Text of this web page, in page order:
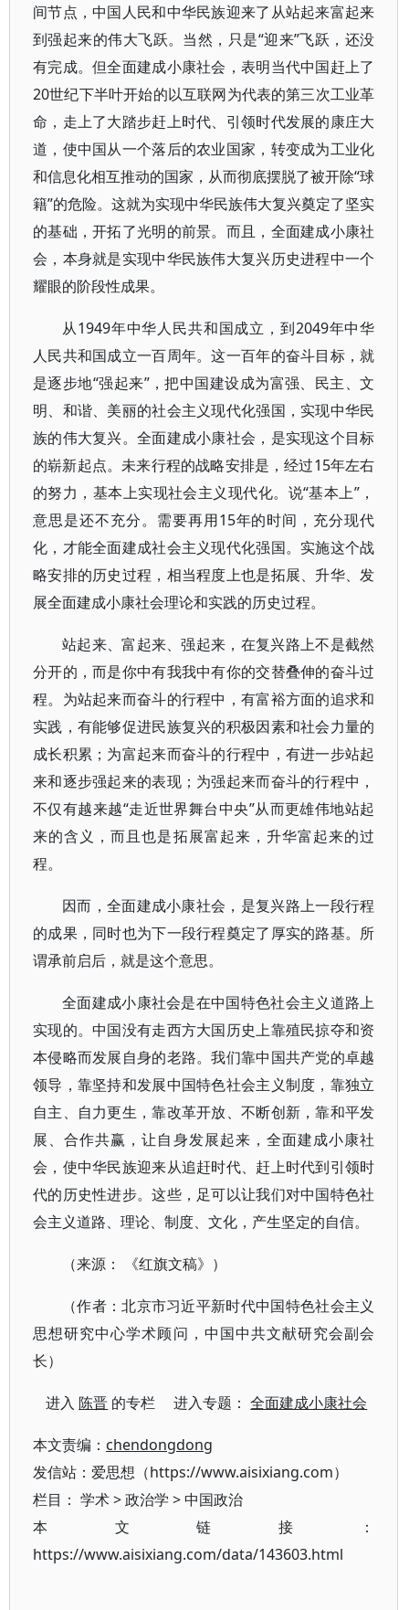
间节点，中国人民和中华民族迎来了从站起来富起来
到强起来的伟大飞跃。当然，只是“迎来”飞跃，还没
有完成。但全面建成小康社会，表明当代中国赶上了
20世纪下半叶开始的以互联网为代表的第三次工业革
命，走上了大踏步赶上时代、引领时代发展的康庄大
道，使中国从一个落后的农业国家，转变成为工业化
和信息化相互推动的国家，从而彻底摆脱了被开除“球
籍”的危险。这就为实现中华民族伟大复兴奠定了坚实
的基础，开拓了光明的前景。而且，全面建成小康社
会，本身就是实现中华民族伟大复兴历史进程中一个
耀眼的阶段性成果。
从1949年中华人民共和国成立，到2049年中华
人民共和国成立一百周年。这一百年的奋斗目标，就
是逐步地“强起来”，把中国建设成为富强、民主、文
明、和谐、美丽的社会主义现代化强国，实现中华民
族的伟大复兴。全面建成小康社会，是实现这个目标
的崭新起点。未来行程的战略安排是，经过15年左右
的努力，基本上实现社会主义现代化。说“基本上”，
意思是还不充分。需要再用15年的时间，充分现代
化，才能全面建成社会主义现代化强国。实施这个战
略安排的历史过程，相当程度上也是拓展、升华、发
展全面建成小康社会理论和实践的历史过程。
站起来、富起来、强起来，在复兴路上不是截然
分开的，而是你中有我我中有你的交替叠伸的奋斗过
程。为站起来而奋斗的行程中，有富裕方面的追求和
实践，有能够促进民族复兴的积极因素和社会力量的
成长积累；为富起来而奋斗的行程中，有进一步站起
来和逐步强起来的表现；为强起来而奋斗的行程中，
不仅有越来越“走近世界舞台中央”从而更雄伟地站起
来的含义，而且也是拓展富起来，升华富起来的过
程。
因而，全面建成小康社会，是复兴路上一段行程
的成果，同时也为下一段行程奠定了厚实的路基。所
谓承前启后，就是这个意思。
全面建成小康社会是在中国特色社会主义道路上
实现的。中国没有走西方大国历史上靠殖民掠夺和资
本侵略而发展自身的老路。我们靠中国共产党的卓越
领导，靠坚持和发展中国特色社会主义制度，靠独立
自主、自力更生，靠改革开放、不断创新，靠和平发
展、合作共赢，让自身发展起来，全面建成小康社
会，使中华民族迎来从追赶时代、赶上时代到引领时
代的历史性进步。这些，足可以让我们对中国特色社
会主义道路、理论、制度、文化，产生坚定的自信。
（来源： 《红旗文稿》）
（作者：北京市习近平新时代中国特色社会主义
思想研究中心学术顾问，中国中共文献研究会副会
长）
进入陈晋 的专栏 进入专题：全面建成小康社会
本文责编： chendongdong
发信站：爱思想（https://www.aisixiang.com）
栏目： 学术>政治学 >中国政治
本文链接：
https://www.aisixiang.com/data/143603.html